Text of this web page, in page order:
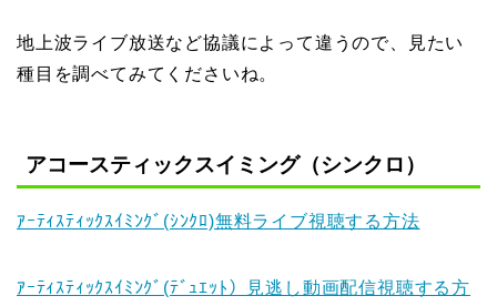
地上波ライブ放送など協議によって違うので、見たい
種目を調べてみてくださいね。
アコースティックスイミング（シンクロ）
ｱｰﾃｨｽﾃｨｯｸｽｲﾐﾝｸﾞ(ｼﾝｸﾛ)無料ライブ視聴する方法
ｱｰﾃｨｽﾃｨｯｸｽｲﾐﾝｸﾞ(ﾃﾞｭｴｯﾄ）見逃し動画配信視聴する方